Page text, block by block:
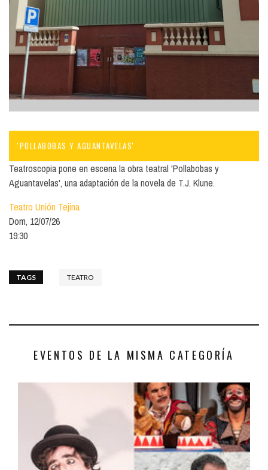
'POLLABOBAS Y AGUANTAVELAS'
Teatroscopia pone en escena la obra teatral 'Pollabobas y
Aguantavelas', una adaptación de la novela de T.J. Klune.
Teatro Unión Tejina
Dom, 12/07/26
19:30
TAGS TEATRO
EVENTOS DE LA MISMA CATEGORÍA